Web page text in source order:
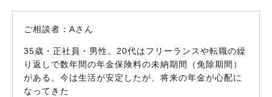
ご相談者：Aさん
35歳・正社員・男性。20代はフリーランスや転職の繰
り返しで数年間の年金保険料の未納期間（免除期間）
がある。今は生活が安定したが、将来の年金が心配に
なってきた